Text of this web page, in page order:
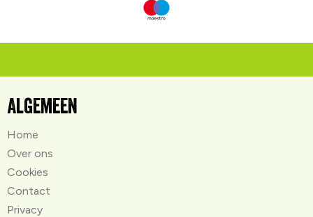
Algemeen
Home
Over ons
Cookies
Contact
Privacy